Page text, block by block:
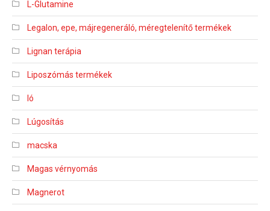
L-Glutamine
Legalon, epe, májregeneráló, méregtelenítő termékek
Lignan terápia
Liposzómás termékek
ló
Lúgosítás
macska
Magas vérnyomás
Magnerot